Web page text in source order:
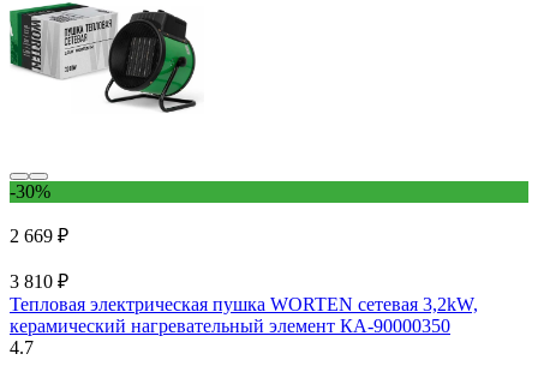
-30%
2 669 ₽
3 810 ₽
Тепловая электрическая пушка WORTEN сетевая 3,2kW,
керамический нагревательный элемент КА-90000350
4.7